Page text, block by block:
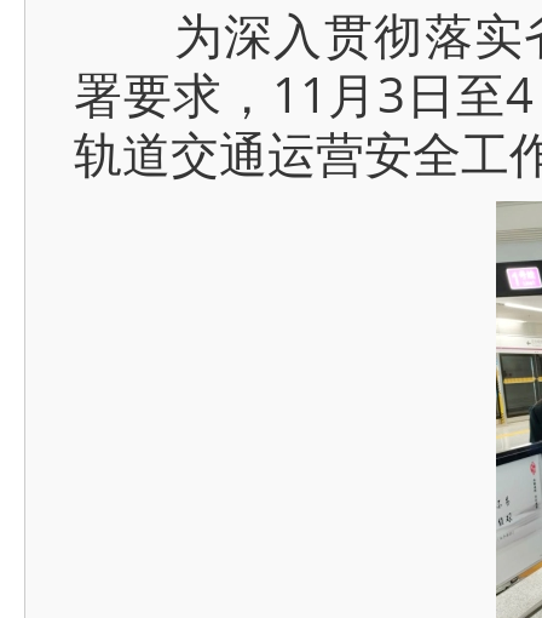
为深入贯彻落实
署要求，11月3日至
轨道交通运营安全工